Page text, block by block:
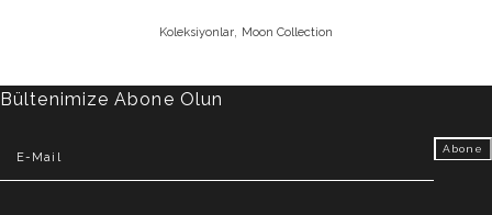
Koleksiyonlar Moon Collection
Bültenimize Abone Olun